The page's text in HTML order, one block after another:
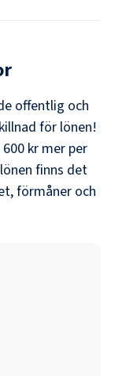
offentlig och
för lönen!
kr mer per
finns det
förmåner och